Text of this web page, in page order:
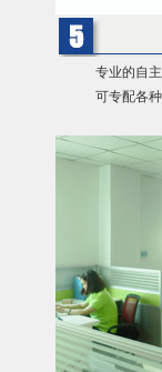
专业的自
可专配各